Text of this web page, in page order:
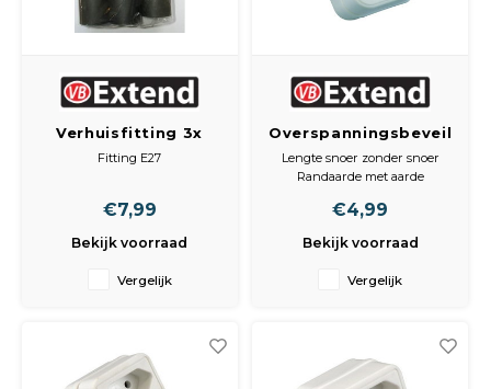
Verhuisfitting 3x
E27 zwart max 60w
Fitting E27
€7,99
Bekijk voorraad
Vergelijk
1V + RA+ controle
lamp
Lengte snoer zonder snoer
Randaarde met aarde
€4,99
Bekijk voorraad
Vergelijk